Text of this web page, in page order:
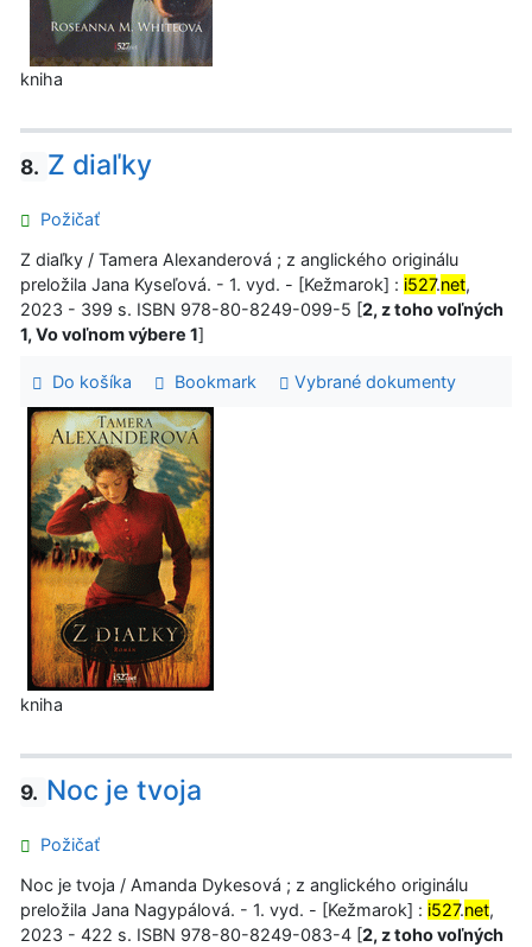
kniha
8. Z diaľky
Požičať
Z diaľky / Tamera Alexanderová ; z anglického originálu
preložila Jana Kyseľová. - 1. vyd. - [Kežmarok] : i527.net,
2023 - 399 s. ISBN 978-80-8249-099-5 [2, z toho voľných
1, Vo voľnom výbere 1]
Do košíka Bookmark Vybrané dokumenty
kniha
9. Noc je tvoja
Požičať
Noc je tvoja / Amanda Dykesová ; z anglického originálu
preložila Jana Nagypálová. - 1. vyd. - [Kežmarok] : i527.net,
2023 - 422 s. ISBN 978-80-8249-083-4 [2, z toho voľných